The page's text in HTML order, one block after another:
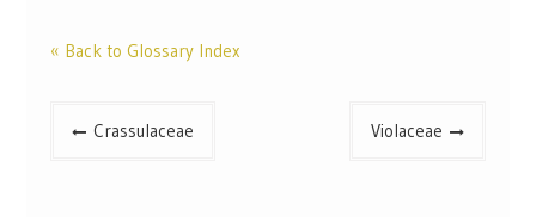
« Back to Glossary Index
Crassulaceae Violaceae